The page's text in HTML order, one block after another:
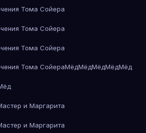
Тома Сойера
Тома Сойера
Тома Сойера
Тома СойераМёдМёдМёдМёдМёд
и Маргарита
и Маргарита